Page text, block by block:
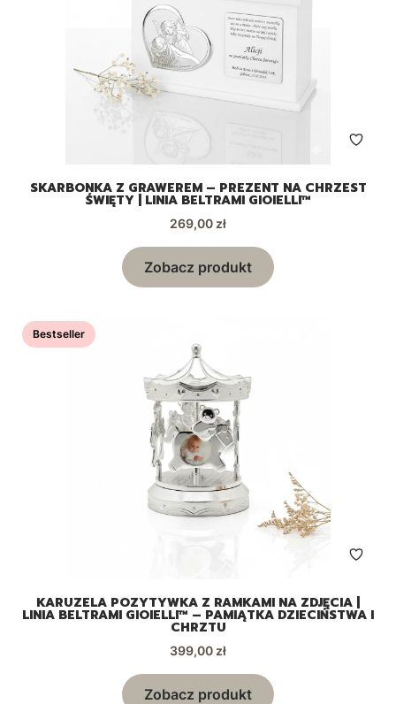
SKARBONKA Z GRAWEREM – PREZENT NA CHRZEST
ŚWIĘTY | LINIA BELTRAMI GIOIELLI™
Cena
269,00 zł
Zobacz produkt
Bestseller
KARUZELA POZYTYWKA Z RAMKAMI NA ZDJĘCIA |
LINIA BELTRAMI GIOIELLI™ – PAMIĄTKA DZIECIŃSTWA I
CHRZTU
Cena
399,00 zł
Zobacz produkt